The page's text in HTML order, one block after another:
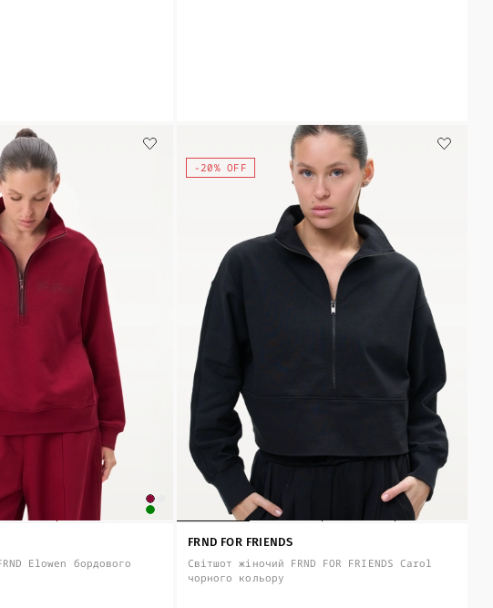
Elowen бордового
-20% OFF
FRND FOR FRIENDS
Світшот жіночий FRND FOR FRIENDS Carol
чорного кольору